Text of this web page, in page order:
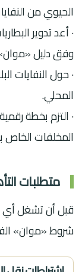
الحيوي من
· أعد تدوير
وفق دليل
· حول النفايات
المحلي.
· التزم بخطة
المخلفات الخاص
متطلبات
قبل أن تشغل أي
شروط «موان»